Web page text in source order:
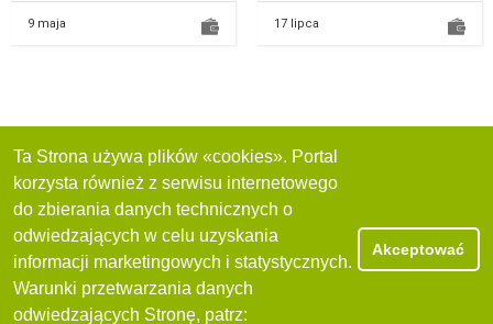
9 maja 17 lipca
Ta Strona używa plików «cookies». Portal
korzysta również z serwisu internetowego
do zbierania danych technicznych o
odwiedzających w celu uzyskania
informacji marketingowych i statystycznych.
Warunki przetwarzania danych
odwiedzających Stronę, patrz:
Akceptować